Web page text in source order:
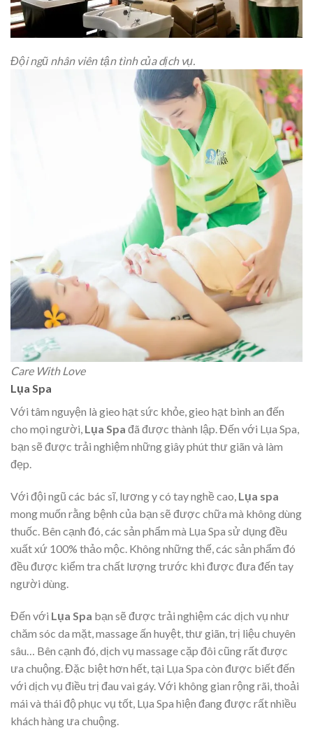
Đội ngũ nhân viên tận tình của dịch vụ.
Care With Love
Lụa Spa
Với tâm nguyện là gieo hạt sức khỏe, gieo hạt bình an đến
cho mọi người, Lụa Spa đã được thành lập. Đến với Lụa Spa,
bạn sẽ được trải nghiệm những giây phút thư giãn và làm
đẹp.
Với đội ngũ các bác sĩ, lương y có tay nghề cao, Lụa spa
mong muốn rằng bệnh của bạn sẽ được chữa mà không dùng
thuốc. Bên cạnh đó, các sản phẩm mà Lụa Spa sử dụng đều
xuất xứ 100% thảo mộc. Không những thế, các sản phẩm đó
đều được kiểm tra chất lượng trước khi được đưa đến tay
người dùng.
Đến với Lụa Spa bạn sẽ được trải nghiệm các dịch vụ như
chăm sóc da mặt, massage ấn huyệt, thư giãn, trị liệu chuyên
sâu… Bên cạnh đó, dịch vụ massage cặp đôi cũng rất được
ưa chuộng. Đặc biệt hơn hết, tại Lụa Spa còn được biết đến
với dịch vụ điều trị đau vai gáy. Với không gian rộng rãi, thoải
mái và thái độ phục vụ tốt, Lụa Spa hiện đang được rất nhiều
khách hàng ưa chuộng.